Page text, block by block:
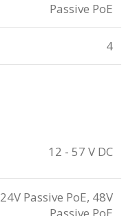
Passive PoE
4
12 - 57 V DC
24V Passive PoE, 48V